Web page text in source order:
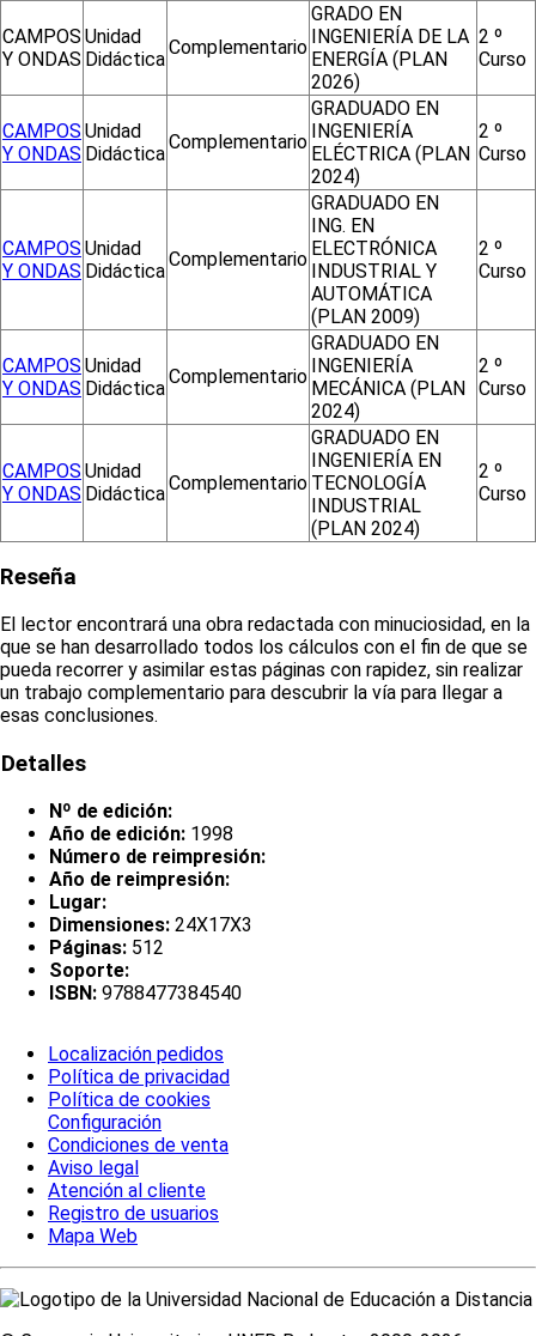
CAMPOS
Y ONDAS
Unidad
Didáctica
Complementario
GRADO EN
INGENIERÍA DE LA
ENERGÍA (PLAN
2026)
2 º
Curso
CAMPOS
Y ONDAS
Unidad
Didáctica
Complementario
GRADUADO EN
INGENIERÍA
ELÉCTRICA (PLAN
2024)
2 º
Curso
CAMPOS
Y ONDAS
Unidad
Didáctica
Complementario
GRADUADO EN
ING. EN
ELECTRÓNICA
INDUSTRIAL Y
AUTOMÁTICA
(PLAN 2009)
2 º
Curso
CAMPOS
Y ONDAS
Unidad
Didáctica
Complementario
GRADUADO EN
INGENIERÍA
MECÁNICA (PLAN
2024)
2 º
Curso
CAMPOS
Y ONDAS
Unidad
DidácticaComplementario
GRADUADO EN
INGENIERÍA EN
TECNOLOGÍA
INDUSTRIAL
(PLAN 2024)
2 º
Curso
Reseña
El lector encontrará una obra redactada con minuciosidad, en la
que se han desarrollado todos los cálculos con el fin de que se
pueda recorrer y asimilar estas páginas con rapidez, sin realizar
un trabajo complementario para descubrir la vía para llegar a
esas conclusiones.
Detalles
Nº de edición:
Año de edición: 1998
Número de reimpresión:
Año de reimpresión:
Lugar:
Dimensiones: 24X17X3
Páginas: 512
Soporte:
ISBN: 9788477384540
Localización pedidos
Política de privacidad
Política de cookies
Configuración
Condiciones de venta
Aviso legal
Atención al cliente
Registro de usuarios
Mapa Web